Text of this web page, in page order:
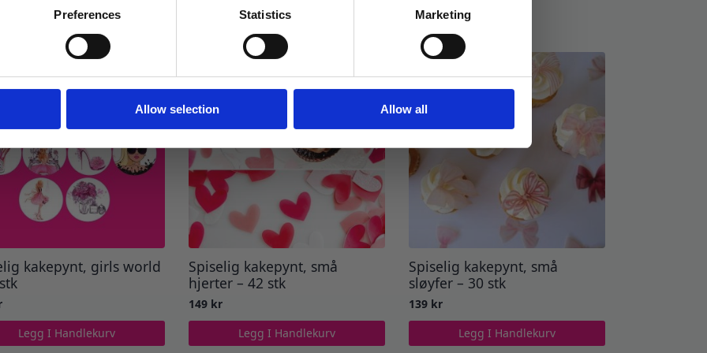
Preferences Statistics Marketing
Allow selection Allow all
kakepynt, girls world
Legg I Handlekurv
Spiselig kakepynt, små
hjerter – 42 stk
149 kr
Legg I Handlekurv
Spiselig kakepynt, små
sløyfer – 30 stk
139 kr
Legg I Handlekurv
Ja takk! Jeg vil gjerne få brev fra dere!